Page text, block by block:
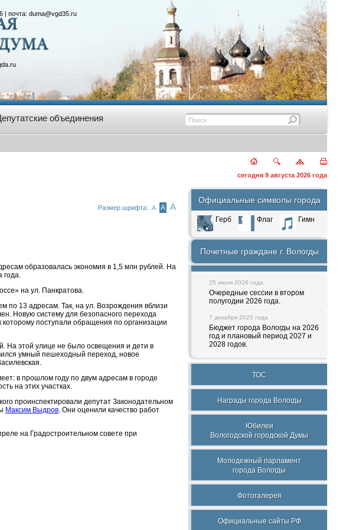
| почта: duma@vgd35.ru
объединения
сегодня 9 августа 2026 года
Размер шрифта: А А А
образовалась экономия в 1,5 млн рублей. На
года.
на ул. Панкратова.
по 13 адресам. Так, на ул. Возрождения вблизи
Новую систему для безопасного перехода
поступали обращения по организации
На этой улице не было освещения и дети в
умный пешеходный переход, новое
в прошлом году по двум адресам в городе
на этих участках.
проинспектировали депутат Законодательном
Максим Выдров. Они оценили качество работ
на Градостроительном совете при
Официальные символы города
Герб Флаг Гимн
Почетные граждане г. Вологды
25 июня 2026 года
Очередные сессии в втором
полугодии 2026 года.
7 декабря 2025 года
Бюджет города Вологды на 2026
год и плановый период 2027 и
2028 годов.
ТОС
Награды города Вологды
Юбилеи
Вологодской городской Думы
Молодежный парламент
города Вологды
Фотогалерея
Официальные сайты РФ